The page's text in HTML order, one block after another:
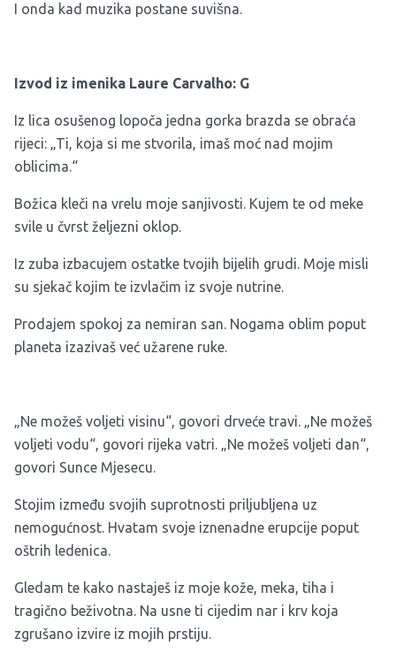
I onda kad muzika postane suvišna.
Izvod iz imenika Laure Carvalho: G
Iz lica osušenog lopoča jedna gorka brazda se obraća
rijeci: „Ti, koja si me stvorila, imaš moć nad mojim
oblicima.“
Božica kleči na vrelu moje sanjivosti. Kujem te od meke
svile u čvrst željezni oklop.
Iz zuba izbacujem ostatke tvojih bijelih grudi. Moje misli
su sjekač kojim te izvlačim iz svoje nutrine.
Prodajem spokoj za nemiran san. Nogama oblim poput
planeta izazivaš već užarene ruke.
„Ne možeš voljeti visinu“, govori drveće travi. „Ne možeš
voljeti vodu“, govori rijeka vatri. „Ne možeš voljeti dan“,
govori Sunce Mjesecu.
Stojim između svojih suprotnosti priljubljena uz
nemogućnost. Hvatam svoje iznenadne erupcije poput
oštrih ledenica.
Gledam te kako nastaješ iz moje kože, meka, tiha i
tragično beživotna. Na usne ti cijedim nar i krv koja
zgrušano izvire iz mojih prstiju.